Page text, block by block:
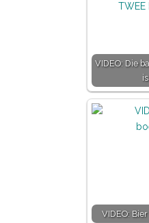
VIDEO: Die
VIDEO: